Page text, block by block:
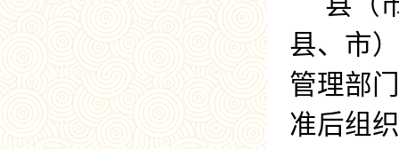
县、市
管理部
准后组